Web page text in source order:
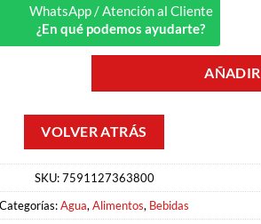
WhatsApp / Atención al Cliente
¿En qué podemos ayudarte?
AÑADIR
SKU:7591127363800
Categorías:Agua, Alimentos, Bebidas